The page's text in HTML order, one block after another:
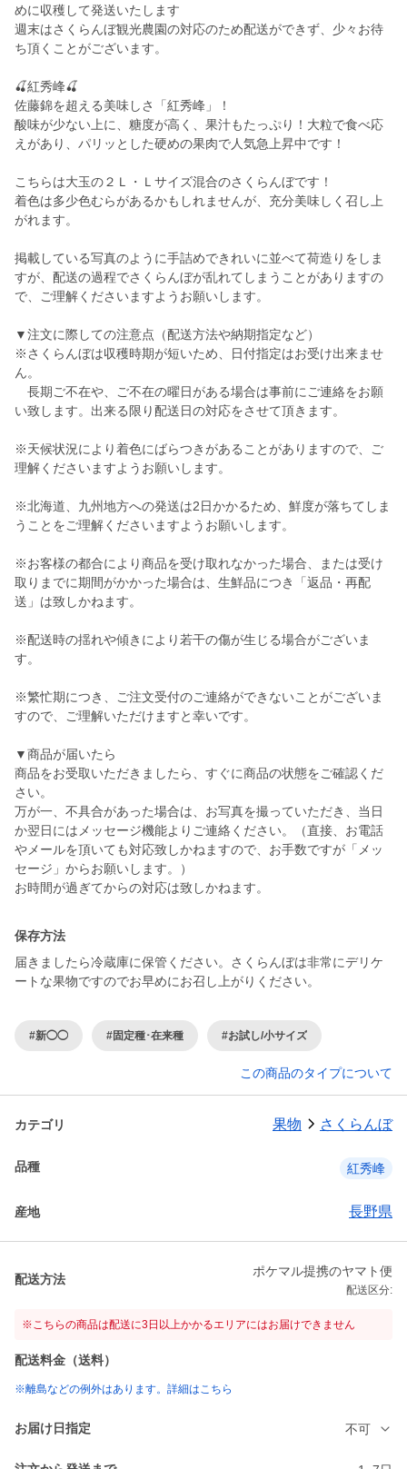
めに収穫して発送いたします
週末はさくらんぼ観光農園の対応のため配送ができず、少々お待
ち頂くことがございます。
🍒紅秀峰🍒
佐藤錦を超える美味しさ「紅秀峰」！
酸味が少ない上に、糖度が高く、果汁もたっぷり！大粒で食べ応
えがあり、パリッとした硬めの果肉で人気急上昇中です！
こちらは大玉の２Ｌ・Ｌサイズ混合のさくらんぼです！
着色は多少色むらがあるかもしれませんが、充分美味しく召し上
がれます。
掲載している写真のように手詰めできれいに並べて荷造りをしま
すが、配送の過程でさくらんぼが乱れてしまうことがありますの
で、ご理解くださいますようお願いします。
▼注文に際しての注意点（配送方法や納期指定など）
※さくらんぼは収穫時期が短いため、日付指定はお受け出来ませ
ん。
長期ご不在や、ご不在の曜日がある場合は事前にご連絡をお願
い致します。出来る限り配送日の対応をさせて頂きます。
※天候状況により着色にばらつきがあることがありますので、ご
理解くださいますようお願いします。
※北海道、九州地方への発送は2日かかるため、鮮度が落ちてしま
うことをご理解くださいますようお願いします。
※お客様の都合により商品を受け取れなかった場合、または受け
取りまでに期間がかかった場合は、生鮮品につき「返品・再配
送」は致しかねます。
※配送時の揺れや傾きにより若干の傷が生じる場合がございま
す。
※繁忙期につき、ご注文受付のご連絡ができないことがございま
すので、ご理解いただけますと幸いです。
▼商品が届いたら
商品をお受取いただきましたら、すぐに商品の状態をご確認くだ
さい。
万が一、不具合があった場合は、お写真を撮っていただき、当日
か翌日にはメッセージ機能よりご連絡ください。（直接、お電話
やメールを頂いても対応致しかねますので、お手数ですが「メッ
セージ」からお願いします。）
お時間が過ぎてからの対応は致しかねます。
保存方法
届きましたら冷蔵庫に保管ください。さくらんぼは非常にデリケ
ートな果物ですのでお早めにお召し上がりください。
#新◯◯ #固定種･在来種 #お試し/小サイズ
この商品のタイプについて
カテゴリ 果物 さくらんぼ
品種 紅秀峰
産地 長野県
配送方法
ポケマル提携のヤマト便
配送区分:
※こちらの商品は配送に3日以上かかるエリアにはお届けできません
配送料金（送料）
※離島などの例外はあります。詳細はこちら
お届け日指定 不可